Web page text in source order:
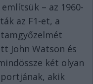
– az 1960-
az F1-et, a
John Watson és
két olyan
akik